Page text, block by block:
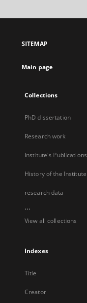
SITEMAP
Main page
Collections
PhD dissertation
Research work
Institute's Publications
History of the Institute
research data
...
View all collections
Indexes
Title
Creator